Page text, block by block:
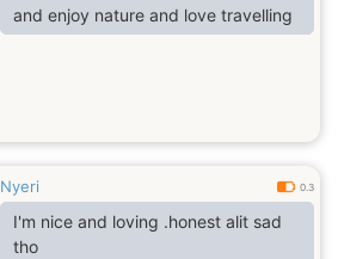
and enjoy nature and love travelling
Nyeri 0.3
I'm nice and loving .honest alit sad
tho